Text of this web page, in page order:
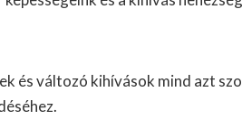
és változó kihívások mind azt